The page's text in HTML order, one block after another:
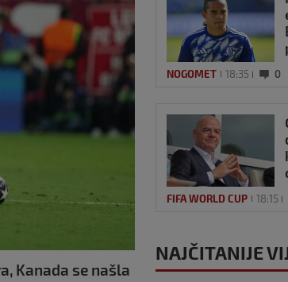
Kanada se našla
NOGOMET 18:35 0
FIFA WORLD CUP 18:15
NAJČITANIJE